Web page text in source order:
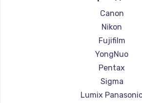
1300 руб.
Заказать
Замена сигнальной
1200 руб.
Заказать
Ремонт фотоаппаратов
Canon
Nikon
Fujifilm
YongNuo
Pentax
Sigma
Lumix